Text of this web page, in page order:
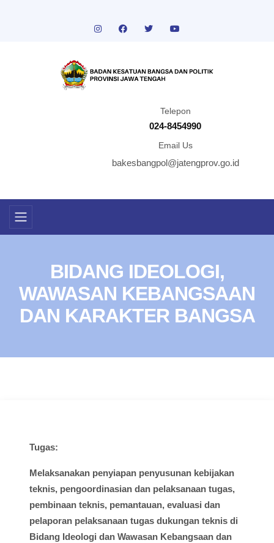
Telepon
024-8454990
Email Us
bakesbangpol@jatengprov.go.id
BIDANG IDEOLOGI,
WAWASAN KEBANGSAAN
DAN KARAKTER BANGSA
Tugas:
Melaksanakan penyiapan penyusunan kebijakan
teknis, pengoordinasian dan pelaksanaan tugas,
pembinaan teknis, pemantauan, evaluasi dan
pelaporan pelaksanaan tugas dukungan teknis di
Bidang Ideologi dan Wawasan Kebangsaan dan